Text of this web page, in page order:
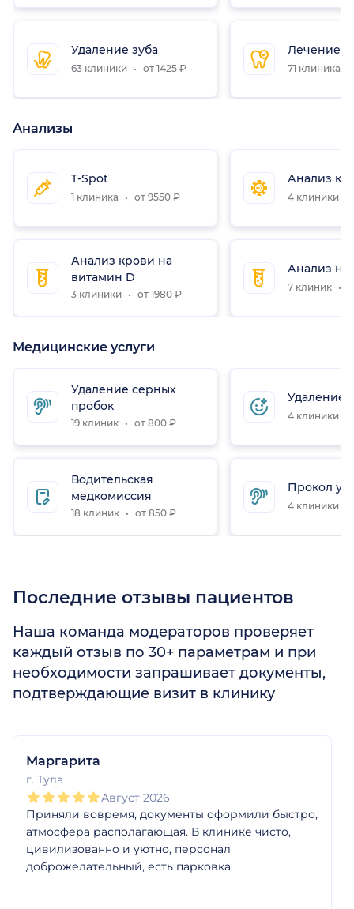
Удаление зуба
63 клиники от 1425 ₽
Лечение
71 клиника
Анализы
T-Spot
1 клиника от 9550 ₽
Анализ крови на
витамин D
3 клиники от 1980 ₽
Анализ
4 клиники
Анализ на
7 клиник
Медицинские услуги
Удаление серных
пробок
19 клиник от 800 ₽
Водительская
медкомиссия
18 клиник от 850 ₽
Удаление
4 клиники
Прокол
4 клиники
Последние отзывы пациентов
Наша команда модераторов проверяет
каждый отзыв по 30+ параметрам и при
необходимости запрашивает документы,
подтверждающие визит в клинику
Маргарита
г. Тула
Август 2026
Приняли вовремя, документы оформили быстро,
атмосфера располагающая. В клинике чисто,
цивилизованно и уютно, персонал
доброжелательный, есть парковка.